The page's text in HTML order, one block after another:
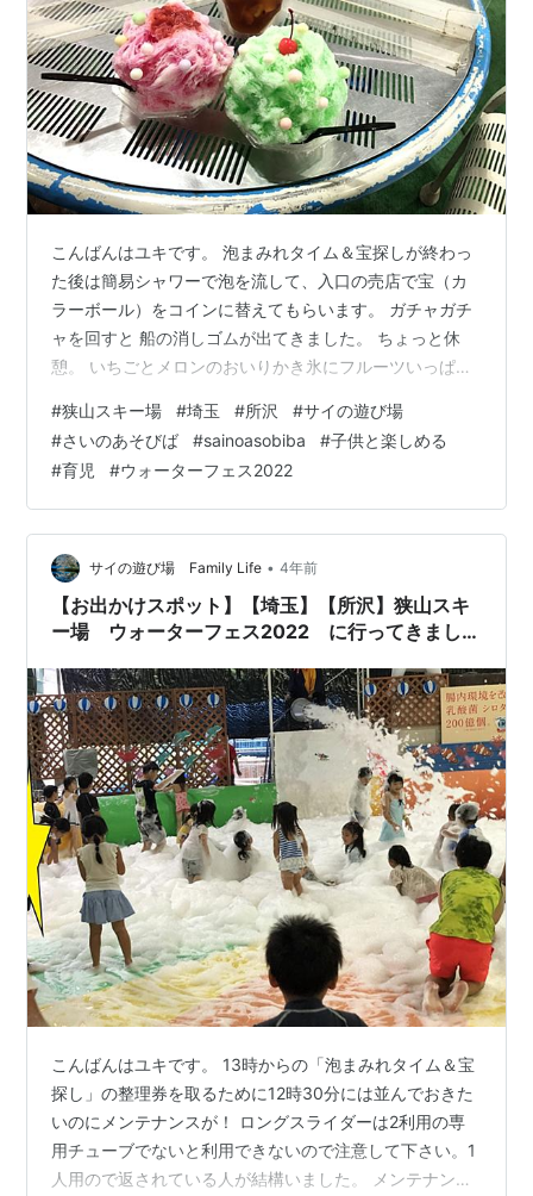
こんばんはユキです。 泡まみれタイム＆宝探しが終わっ
た後は簡易シャワーで泡を流して、入口の売店で宝（カ
ラーボール）をコインに替えてもらいます。 ガチャガチ
ャを回すと 船の消しゴムが出てきました。 ちょっと休
憩。 いちごとメロンのおいりかき氷にフルーツいっぱい
美味しい。中間にどうやってシロップを入れるんだろ
う？削っている途中でかけるのかな？ 沢山のフルーツが
入っていてトロピカルです。 ユックリし過ぎてしまいず
ぶぬれタイムのことをすっかり忘れて逃しちゃいました
（笑） 娘には内緒💦 最後にいっぱい遊ぼう！ 縁日コー
ナーは賑わっていました。やっぱりみ…
#狭山スキー場 #埼玉 #所沢 #サイの遊び場
#さいのあそびば #sainoasobiba #子供と楽しめる
#育児 #ウォーターフェス2022
サイの遊び場 Family Life • 4年前
【お出かけスポット】【埼玉】【所沢】狭山スキ
ー場 ウォーターフェス2022 に行ってきまし
こんばんはユキです。 13時からの「泡まみれタイム＆宝
探し」の整理券を取るために12時30分には並んでおきた
いのにメンテナンスが！ ロングスライダーは2利用の専
用チューブでないと利用できないので注意して下さい。1
人用ので返されている人が結構いました。 メンテナンス